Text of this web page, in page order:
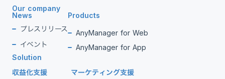
Our company
News
プレスリリース
イベント
Products
AnyManager for Web
AnyManager for App
Solution
収益化支援 マーケティング支援